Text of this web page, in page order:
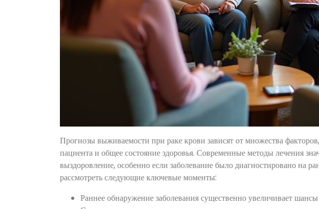
Прогнозы выживаемости при раке крови зависят от множества
пациента и общее состояние здоровья. Современные методы лечения
выздоровление, особенно если заболевание было диагностировано на
рассмотреть следующие ключевые моменты:
Раннее обнаружение заболевания существенно увеличивает